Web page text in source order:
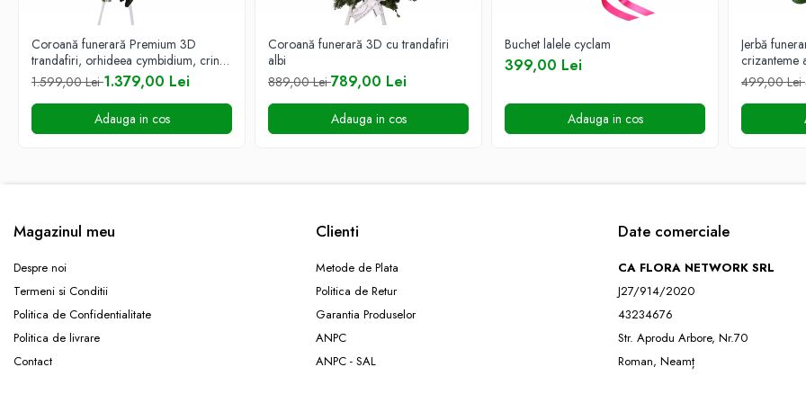
COȘURI MIXTE
COȘURI SF. VALENTIN
COȘURI TRANDAFIRI
COMPOZIȚII CU FLORI
CERAMICĂ CU FLORI
CUTII FLORI PRIMAVARA
CUTII LALELE
CUTII PLANTE
Coroană funerară Premium 3D
trandafiri, orhideea cymbidium, crin
imperial, hypericum
1.599,00 Lei1.379,00 Lei
Adauga in cos
Coroană funerară 3D cu trandafiri
albi
889,00 Lei789,00 Lei
Adauga in cos
Buchet lalele cyclam
399,00 Lei
Adauga in cos
Jerbă
crizanteme
499,00 Lei
Magazinul meu
Despre noi
Termeni si Conditii
Politica de Confidentialitate
Politica de livrare
Contact
Clienti
Metode de Plata
Politica de Retur
Garantia Produselor
ANPC
ANPC - SAL
Date comerciale
CA FLORA NETWORK SRL
J27/914/2020
43234676
Str. Aprodu Arbore, Nr.70
Roman, Neamț